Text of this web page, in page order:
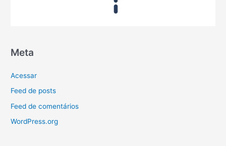
Meta
Acessar
Feed de posts
Feed de comentários
WordPress.org